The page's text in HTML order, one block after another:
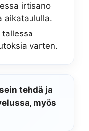
irtisano
aikataululla.
varten.
tehdä ja
myös